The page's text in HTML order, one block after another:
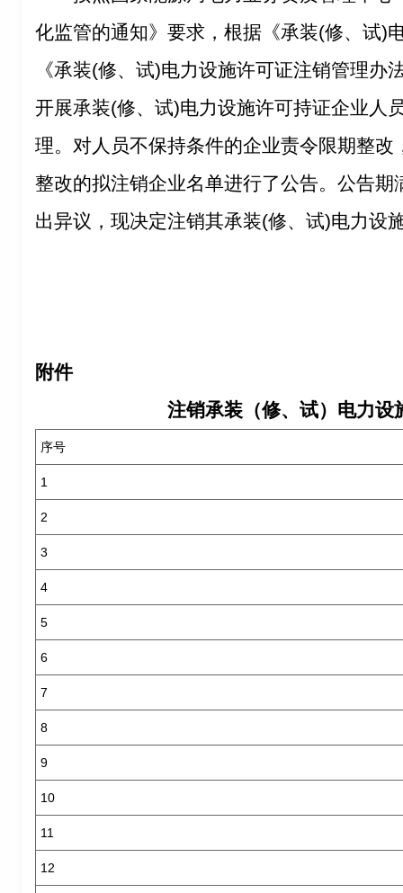
化监管的通知》要求，根据《承装(修、试)
《承装(修、试)电力设施许可证注销管理办
开展承装(修、试)电力设施许可持证企业人
理。对人员不保持条件的企业责令限期整
整改的拟注销企业名单进行了公告。公告
出异议，现决定注销其承装(修、试)电力设
附件
注销承装（修、试）电力设
序号
1
2
3
4
5
6
7
8
9
10
11
12